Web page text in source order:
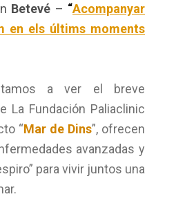
Betevé – “Acompanyar
en els últims moments
a ver el breve
La Fundación Paliaclinic
“Mar de Dins”, ofrecen
avanzadas y
para vivir juntos una